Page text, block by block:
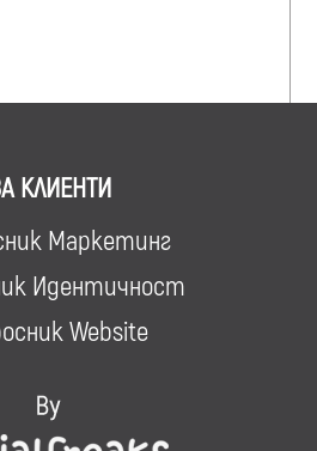
КЛИЕНТИ
Маркетинг
Идентичност
Website